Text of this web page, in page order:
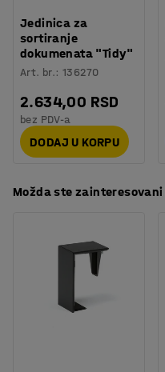
visinske razlike.
Paravani su napravljeni
punjenjem od kamene
izdržljivom tkaninom.
Težina: 18 kg
Montaža: Potrebno je
Testiranje: ISO 354, EN
Jedinica za
sortiranje
dokumenata "Tidy"
Art. br.:136270
2.634,00 RSD
bez PDV-a
DODAJ U KORPU
Možda ste zainteresovani